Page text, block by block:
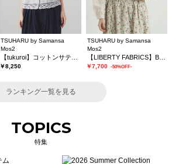
TSUHARU by Samansa
Mos2
￥8,250
TSUHARU by Samansa
Mos2
【LIBERTY FABRICS】BEATRICE柄キルトベスト
￥7,700 -50%OFF-
ランキング一覧を見る
TOPICS
特集